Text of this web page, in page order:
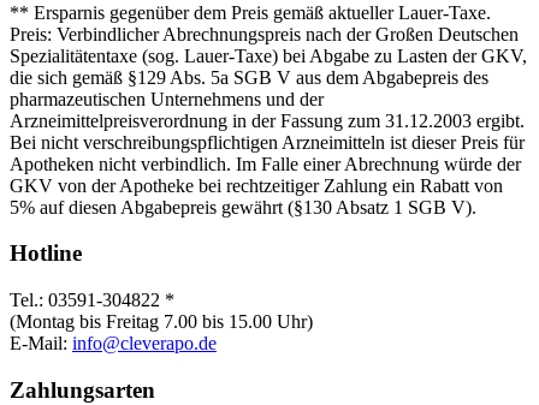
** Ersparnis gegenüber dem Preis gemäß aktueller Lauer-Taxe.
Preis: Verbindlicher Abrechnungspreis nach der Großen Deutschen
Spezialitätentaxe (sog. Lauer-Taxe) bei Abgabe zu Lasten der GKV,
die sich gemäß §129 Abs. 5a SGB V aus dem Abgabepreis des
pharmazeutischen Unternehmens und der
Arzneimittelpreisverordnung in der Fassung zum 31.12.2003 ergibt.
Bei nicht verschreibungspflichtigen Arzneimitteln ist dieser Preis für
Apotheken nicht verbindlich. Im Falle einer Abrechnung würde der
GKV von der Apotheke bei rechtzeitiger Zahlung ein Rabatt von
5% auf diesen Abgabepreis gewährt (§130 Absatz 1 SGB V).
Hotline
Tel.: 03591-304822 *
(Montag bis Freitag 7.00 bis 15.00 Uhr)
E-Mail: info@cleverapo.de
Zahlungsarten